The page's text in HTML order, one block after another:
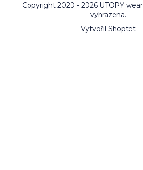
Vytvořil Shoptet
Copyright 2020 - 2026 UTOPY
vyhrazena.